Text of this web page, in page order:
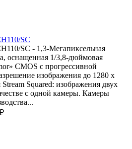
SC
SC - 1,3-Мегапиксельная
оснащенная 1/3,8-дюймовая
CMOS с прогрессивной
изображения до 1280 x
Squared: изображения двух
с одной камеры. Камеры